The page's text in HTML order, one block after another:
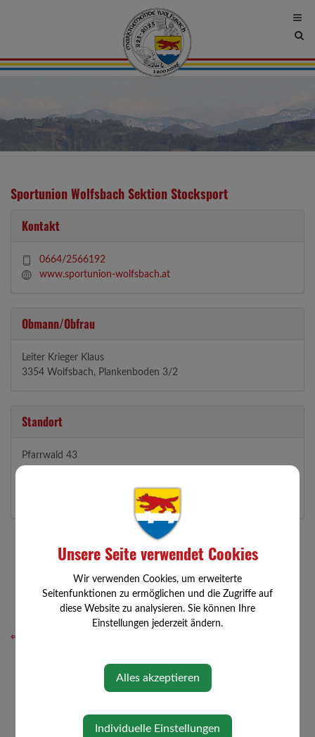
Site
Sportunion Wolfsbach Sektion Stocksport
Kontakt
0664/2566192
www.sportunion-wolfsbach.at
Obmann/Obfrau
Leiter Krieger Klaus
3354 Wolfsbach, Plankenboden 3/2
Standort
Pfarrwald 43
Auf Google Maps anzeigen
⇐ zurück
Unsere Seite verwendet Cookies
Wir verwenden Cookies, um erweiterte
Seitenfunktionen zu ermöglichen und die Zugriffe auf
diese Website zu analysieren. Sie können Ihre
Einstellungen jederzeit ändern.
Alles akzeptieren
Individuelle Einstellungen